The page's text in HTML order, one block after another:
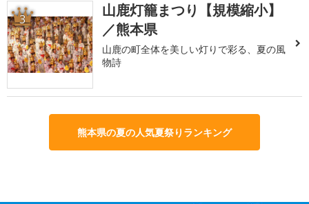
3
山鹿灯籠まつり【規模縮小】
／熊本県
山鹿の町全体を美しい灯りで彩る、夏の風
物詩
熊本県の夏の人気夏祭りランキング